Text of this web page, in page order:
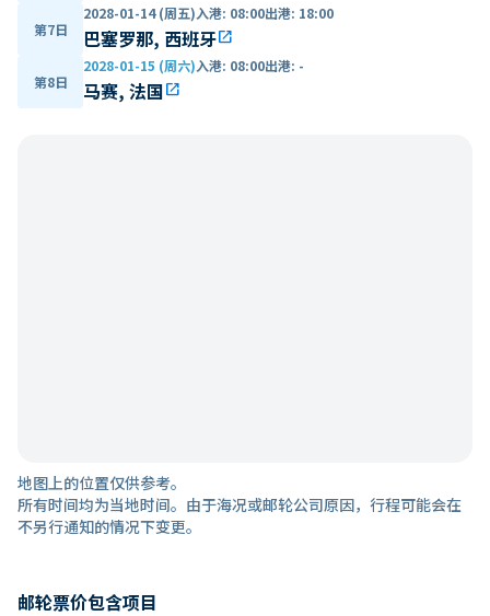
第7日
2028-01-14 (周五)入港: 08:00出港: 18:00
巴塞罗那, 西班牙open_in_new
第8日
2028-01-15 (周六)入港: 08:00出港: -
马赛, 法国open_in_new
地图上的位置仅供参考。
所有时间均为当地时间。由于海况或邮轮公司原因，行程可能会在
不另行通知的情况下变更。
邮轮票价包含项目